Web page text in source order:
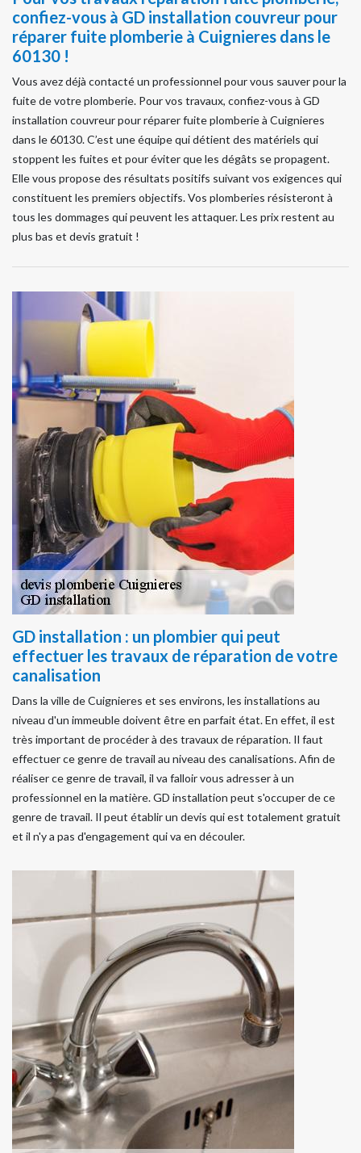
confiez-vous à GD installation couvreur pour
réparer fuite plomberie à Cuignieres dans le
60130 !
Vous avez déjà contacté un professionnel pour vous sauver pour la
fuite de votre plomberie. Pour vos travaux, confiez-vous à GD
installation couvreur pour réparer fuite plomberie à Cuignieres
dans le 60130. C’est une équipe qui détient des matériels qui
stoppent les fuites et pour éviter que les dégâts se propagent.
Elle vous propose des résultats positifs suivant vos exigences qui
constituent les premiers objectifs. Vos plomberies résisteront à
tous les dommages qui peuvent les attaquer. Les prix restent au
plus bas et devis gratuit !
GD installation : un plombier qui peut
effectuer les travaux de réparation de votre
canalisation
Dans la ville de Cuignieres et ses environs, les installations au
niveau d'un immeuble doivent être en parfait état. En effet, il est
très important de procéder à des travaux de réparation. Il faut
effectuer ce genre de travail au niveau des canalisations. Afin de
réaliser ce genre de travail, il va falloir vous adresser à un
professionnel en la matière. GD installation peut s'occuper de ce
genre de travail. Il peut établir un devis qui est totalement gratuit
et il n'y a pas d'engagement qui va en découler.